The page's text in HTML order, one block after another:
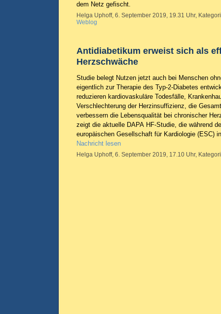
dem Netz gefischt.
Helga Uphoff, 6. September 2019, 19.31 Uhr,
Weblog
Antidiabetikum erweist sich als
Herzschwäche
Studie belegt Nutzen jetzt auch bei Menschen
eigentlich zur Therapie des Typ-2-Diabetes
reduzieren kardiovaskuläre Todesfälle,
Verschlechterung der Herzinsuffizienz, die
verbessern die Lebensqualität bei chronischer
zeigt die aktuelle DAPA HF-Studie, die während
europäischen Gesellschaft für Kardiologie (ESC)
Nachricht lesen
Helga Uphoff, 6. September 2019, 17.10 Uhr,